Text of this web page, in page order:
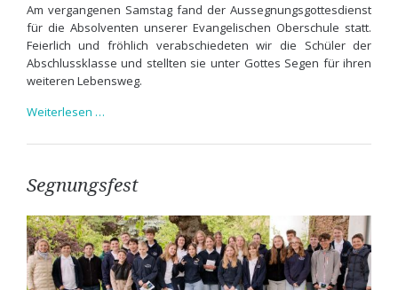
Am vergangenen Samstag fand der Aussegnungsgottesdienst
für die Absolventen unserer Evangelischen Oberschule statt.
Feierlich und fröhlich verabschiedeten wir die Schüler der
Abschlussklasse und stellten sie unter Gottes Segen für ihren
weiteren Lebensweg.
Weiterlesen …Aussegnungsgottesdienst
Segnungsfest